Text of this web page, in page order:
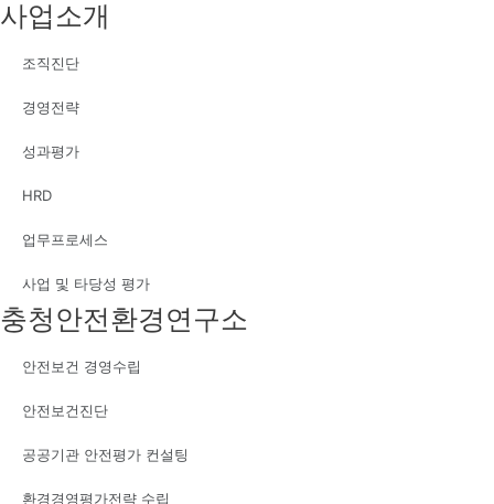
사업소개
조직진단
경영전략
성과평가
HRD
업무프로세스
사업 및 타당성 평가
충청안전환경연구소
안전보건 경영수립
안전보건진단
공공기관 안전평가 컨설팅
환경경영평가전략 수립